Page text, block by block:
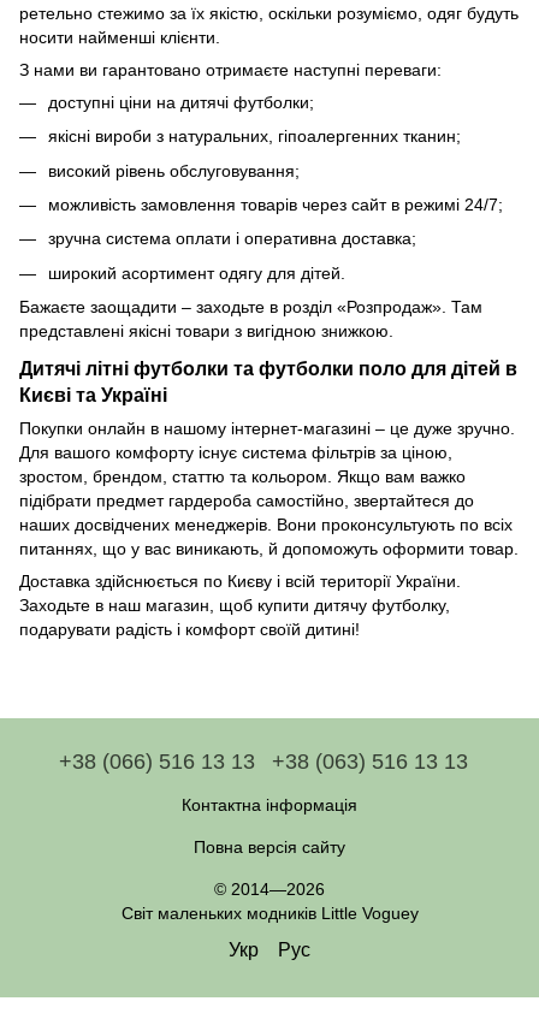
ретельно стежимо за їх якістю, оскільки розуміємо, одяг будуть
носити найменші клієнти.
З нами ви гарантовано отримаєте наступні переваги:
доступні ціни на дитячі футболки;
якісні вироби з натуральних, гіпоалергенних тканин;
високий рівень обслуговування;
можливість замовлення товарів через сайт в режимі 24/7;
зручна система оплати і оперативна доставка;
широкий асортимент одягу для дітей.
Бажаєте заощадити – заходьте в розділ «Розпродаж». Там
представлені якісні товари з вигідною знижкою.
Дитячі літні футболки та футболки поло для дітей в
Києві та Україні
Покупки онлайн в нашому інтернет-магазині – це дуже зручно.
Для вашого комфорту існує система фільтрів за ціною,
зростом, брендом, статтю та кольором. Якщо вам важко
підібрати предмет гардероба самостійно, звертайтеся до
наших досвідчених менеджерів. Вони проконсультують по всіх
питаннях, що у вас виникають, й допоможуть оформити товар.
Доставка здійснюється по Києву і всій території України.
Заходьте в наш магазин, щоб купити дитячу футболку,
подарувати радість і комфорт своїй дитині!
+38 (066) 516 13 13 +38 (063) 516 13 13
Контактна інформація
Повна версія сайту
© 2014—2026
Світ маленьких модників Little Voguey
Укр Рус